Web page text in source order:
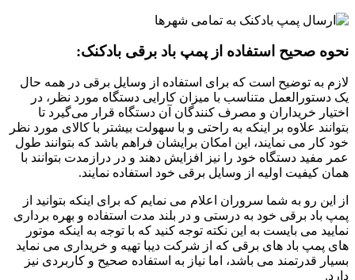
نحوه صحیح استفاده از پمپ باد برقی بادکنک:
لازم به توضیح است که برای استفاده از وسایل برقی در همه حال
یک دستورالعمل متناسب با میزان کارایی دستگاه مورد نظر، در
اختیار خریداران و مصرف کنندگان آن دستگاه قرار می‌گیرد تا
بتوانند علاوه بر اینکه به راحتی و با سهولت بیشتر با کالای مورد نظر
خود کار می نمایند، این امکان برایشان فراهم باشد که بتوانند طول
عمر مفید دستگاه خود را نیز افزایش دهند و در درازمدت بتوانند با
همان کیفیت اولیه از وسایل برقی خود استفاده نمایند.
از این رو به شما سروران اعلام می نمایم که برای اینکه بتوانید از
پمپ باد برقی خود به درستی و در بلند مدت استفاده و بهره برداری
نمایید می بایست به این نکته توجه کنید که با توجه به اینکه موتور
های پمپ باد های برقی که از شرکت دیبا تهیه و خریداری می نماید
بسیار قدرتمند می باشد، اما نیاز به استفاده صحیح و کاربردی نیز
دارد.